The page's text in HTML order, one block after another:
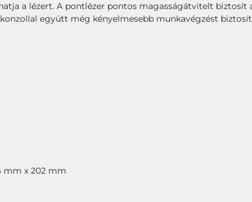
a lézert. A pontlézer pontos magasságátvitelt
együtt még kényelmesebb munkavégzést
mm x 202 mm